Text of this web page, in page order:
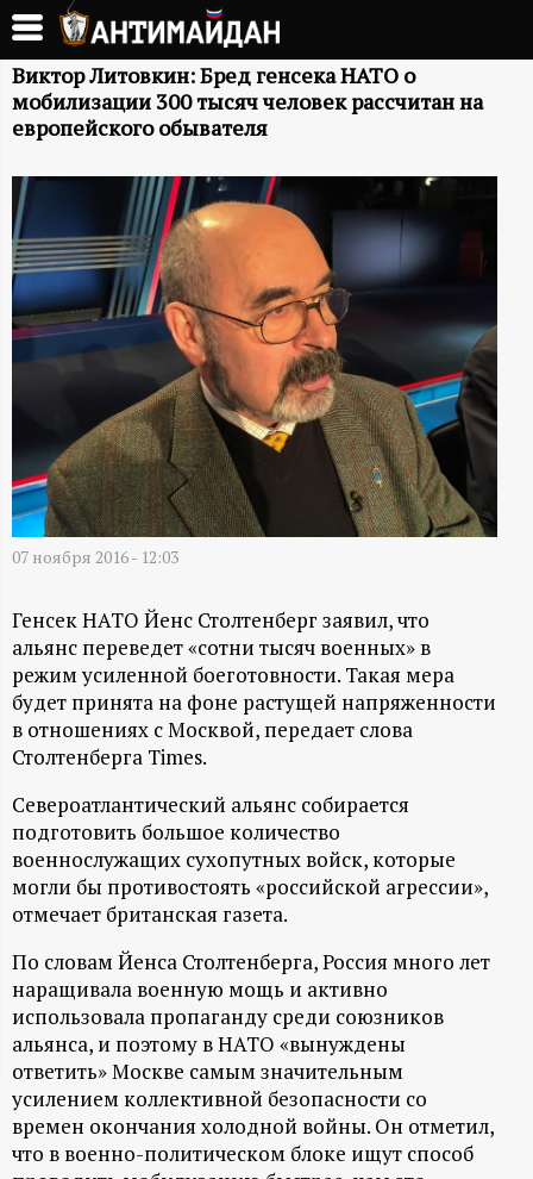
Перейти
основному
содержанию
А
Н
Т
И
М
А
Д
А
-
и
н
ф
о
р
м
а
ц
и
Виктор Литовкин: Бред генсека НАТО о
мобилизации 300 тысяч человек рассчитан на
европейского обывателя
07 ноября 2016 - 12:03
Генсек НАТО Йенс Столтенберг заявил, что
альянс переведет «сотни тысяч военных» в
режим усиленной боеготовности. Такая мера
будет принята на фоне растущей напряженности
в отношениях с Москвой, передает слова
Столтенберга Times.
Североатлантический альянс собирается
подготовить большое количество
военнослужащих сухопутных войск, которые
могли бы противостоять «российской агрессии»,
отмечает британская газета.
По словам Йенса Столтенберга, Россия много лет
наращивала военную мощь и активно
использовала пропаганду среди союзников
альянса, и поэтому в НАТО «вынуждены
ответить» Москве самым значительным
усилением коллективной безопасности со
времен окончания холодной войны. Он отметил,
что в военно-политическом блоке ищут способ